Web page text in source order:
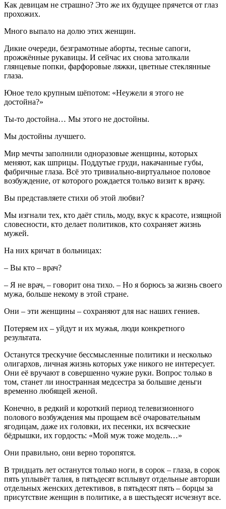
Как девицам не страшно? Это же их будущее прячется от глаз
прохожих.
Много выпало на долю этих женщин.
Дикие очереди, безграмотные аборты, тесные сапоги,
прожжённые рукавицы. И сейчас их снова затолкали
глянцевые попки, фарфоровые ляжки, цветные стеклянные
глаза.
Юное тело крупным шёпотом: «Неужели я этого не
достойна?»
Ты-то достойна… Мы этого не достойны.
Мы достойны лучшего.
Мир мечты заполнили одноразовые женщины, которых
меняют, как шприцы. Поддутые груди, накачанные губы,
фабричные глаза. Всё это тривиально-виртуальное половое
возбуждение, от которого рождается только визит к врачу.
Вы представляете стихи об этой любви?
Мы изгнали тех, кто даёт стиль, моду, вкус к красоте, изящной
словесности, кто делает политиков, кто сохраняет жизнь
мужей.
На них кричат в больницах:
– Вы кто – врач?
– Я не врач, – говорит она тихо. – Но я борюсь за жизнь своего
мужа, больше некому в этой стране.
Они – эти женщины – сохраняют для нас наших гениев.
Потеряем их – уйдут и их мужья, люди конкретного
результата.
Останутся трескучие бессмысленные политики и несколько
олигархов, личная жизнь которых уже никого не интересует.
Они её вручают в совершенно чужие руки. Вопрос только в
том, станет ли иностранная медсестра за большие деньги
временно любящей женой.
Конечно, в редкий и короткий период телевизионного
полового возбуждения мы прощаем всё очаровательным
ягодицам, даже их головки, их песенки, их всяческие
бёдрышки, их гордость: «Мой муж тоже модель…»
Они правильно, они верно торопятся.
В тридцать лет останутся только ноги, в сорок – глаза, в сорок
пять уплывёт талия, в пятьдесят всплывут отдельные авторши
отдельных женских детективов, в пятьдесят пять – борцы за
присутствие женщин в политике, а в шестьдесят исчезнут все.